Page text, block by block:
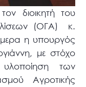
διοικητή του
(ΟΓΑ) κ.
η υπουργός
με στόχο
των
Αγροτικής